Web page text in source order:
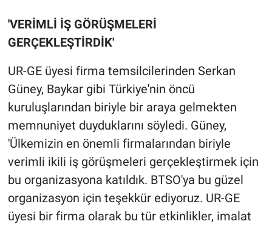
'VERİMLİ İŞ GÖRÜŞMELERİ
GERÇEKLEŞTİRDİK'
UR-GE üyesi firma temsilcilerinden Serkan
Güney, Baykar gibi Türkiye'nin öncü
kuruluşlarından biriyle bir araya gelmekten
memnuniyet duyduklarını söyledi. Güney,
'Ülkemizin en önemli firmalarından biriyle
verimli ikili iş görüşmeleri gerçekleştirmek için
bu organizasyona katıldık. BTSO'ya bu güzel
organizasyon için teşekkür ediyoruz. UR-GE
üyesi bir firma olarak bu tür etkinlikler, imalat